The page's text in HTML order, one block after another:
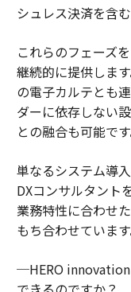
シュレス決済を含
これらのフェーズ
継続的に提供しま
の電子カルテとも
ダーに依存しない
との融合も可能です
単なるシステム導
DXコンサルタント
業務特性に合わせ
もち合わせています
─HERO innovation